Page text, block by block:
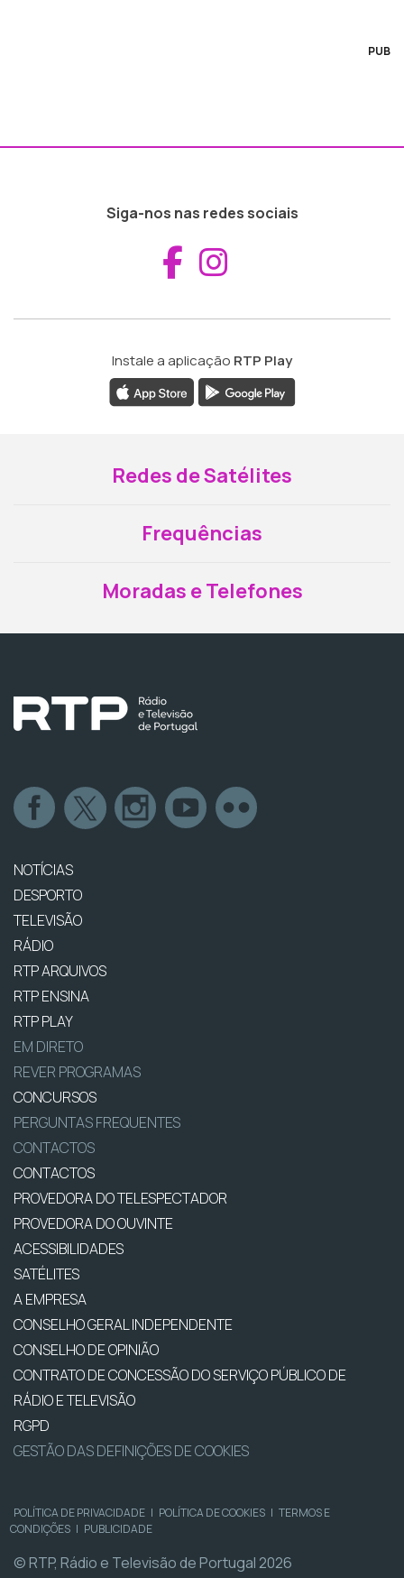
PUB
Siga-nos nas redes sociais
Aceder ao
Instale a aplicação RTP Play
Redes de Satélites
Frequências
Moradas e Telefones
NOTÍCIAS
DESPORTO
TELEVISÃO
RÁDIO
RTP ARQUIVOS
RTP ENSINA
RTP PLAY
EM DIRETO
REVER PROGRAMAS
CONCURSOS
PERGUNTAS FREQUENTES
CONTACTOS
CONTACTOS
PROVEDORA DO TELESPECTADOR
PROVEDORA DO OUVINTE
ACESSIBILIDADES
SATÉLITES
A EMPRESA
CONSELHO GERAL INDEPENDENTE
CONSELHO DE OPINIÃO
CONTRATO DE CONCESSÃO DO SERVIÇO PÚBLICO DE
RÁDIO E TELEVISÃO
RGPD
GESTÃO DAS DEFINIÇÕES DE COOKIES
POLÍTICA DE PRIVACIDADE | POLÍTICA DE COOKIES | TERMOS E
CONDIÇÕES | PUBLICIDADE
© RTP, Rádio e Televisão de Portugal 2026